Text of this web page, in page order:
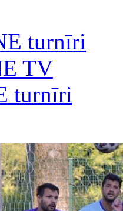
turnīri
TV
turnīri